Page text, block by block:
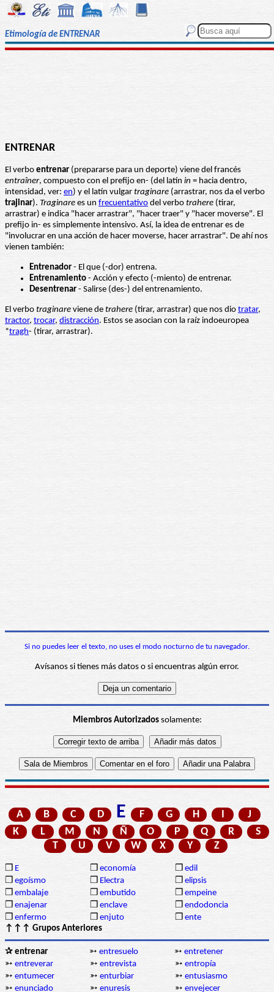
Etimología de ENTRENAR
ENTRENAR
El verbo entrenar (prepararse para un deporte) viene del francés
entraîner, compuesto con el prefijo en- (del latín in = hacia dentro,
intensidad, ver: en) y el latín vulgar traginare (arrastrar, nos da el verbo
trajinar). Traginare es un frecuentativo del verbo trahere (tirar,
arrastrar) e indica "hacer arrastrar", "hacer traer" y "hacer moverse". El
prefijo in- es simplemente intensivo. Así, la idea de entrenar es de
"involucrar en una acción de hacer moverse, hacer arrastrar". De ahí nos
vienen también:
Entrenador - El que (-dor) entrena.
Entrenamiento - Acción y efecto (-miento) de entrenar.
Desentrenar - Salirse (des-) del entrenamiento.
El verbo traginare viene de trahere (tirar, arrastrar) que nos dio tratar,
tractor, trocar, distracción. Estos se asocian con la raíz indoeuropea
*tragh- (tirar, arrastrar).
Si no puedes leer el texto, no uses el modo nocturno de tu navegador.
Avísanos si tienes más datos o si encuentras algún error.
Miembros Autorizadossolamente:
A B C D E F G H I
J
K
L M N Ñ O P Q R
S
T
U V W X Y Z
❒ E ❒ economía ❒ edil
❒ egoísmo ❒ Electra ❒ elipsis
❒ embalaje ❒ embutido ❒ empeine
❒ enajenar ❒ enclave ❒ endodoncia
❒ enfermo ❒ enjuto ❒ ente
↑↑↑ Grupos Anteriores
✰ entrenar ➳ entresuelo ➳ entretener
➳ entreverar ➳ entrevista ➳ entropía
➳ entumecer ➳ enturbiar ➳ entusiasmo
➳ enunciado ➳ enuresis ➳ envejecer